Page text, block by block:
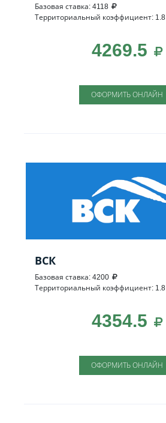
Базовая ставка: 4118
Территориальный коэффициент: 1.8
4269.5
ОФОРМИТЬ ОНЛАЙН
ВСК
Базовая ставка: 4200
Территориальный коэффициент: 1.8
4354.5
ОФОРМИТЬ ОНЛАЙН